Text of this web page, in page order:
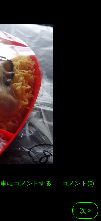
にコメントする コメント(0)
次 >